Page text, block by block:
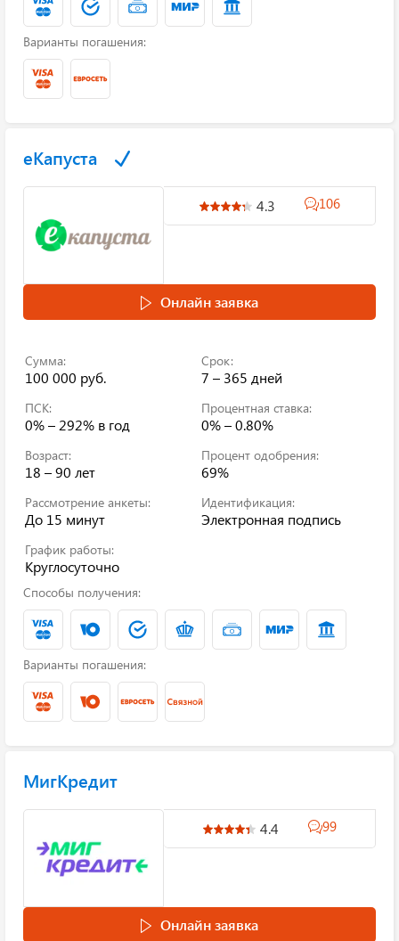
Варианты погашения:
еКапуста
4.3 106
Онлайн заявка
Сумма:
100 000 руб.
Срок:
7 – 365 дней
ПСК:
0% – 292% в год
Процентная ставка:
0% – 0.80%
Возраст:
18 – 90 лет
Процент одобрения:
69%
Рассмотрение анкеты:
До 15 минут
Идентификация:
Электронная подпись
График работы:
Круглосуточно
Способы получения:
Варианты погашения:
МигКредит
4.4 99
Онлайн заявка